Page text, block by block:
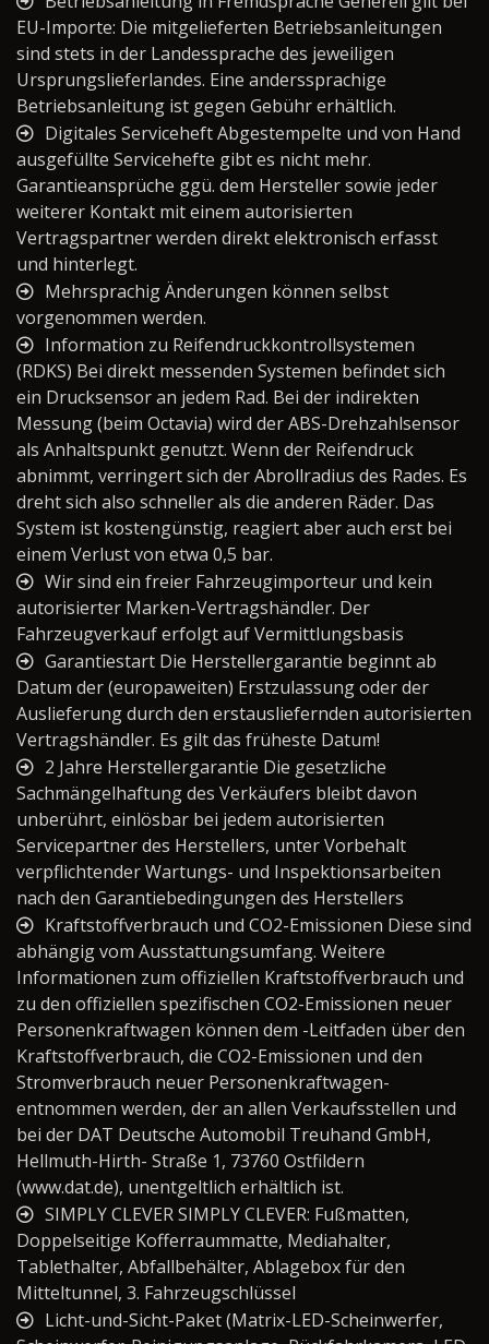
EU-Importe: Die mitgelieferten Betriebsanleitungen
sind stets in der Landessprache des jeweiligen
Ursprungslieferlandes. Eine anderssprachige
Betriebsanleitung ist gegen Gebühr erhältlich.
Digitales Serviceheft Abgestempelte und von Hand
ausgefüllte Servicehefte gibt es nicht mehr.
Garantieansprüche ggü. dem Hersteller sowie jeder
weiterer Kontakt mit einem autorisierten
Vertragspartner werden direkt elektronisch erfasst
und hinterlegt.
Mehrsprachig Änderungen können selbst
vorgenommen werden.
Information zu Reifendruckkontrollsystemen
(RDKS) Bei direkt messenden Systemen befindet sich
ein Drucksensor an jedem Rad. Bei der indirekten
Messung (beim Octavia) wird der ABS-Drehzahlsensor
als Anhaltspunkt genutzt. Wenn der Reifendruck
abnimmt, verringert sich der Abrollradius des Rades. Es
dreht sich also schneller als die anderen Räder. Das
System ist kostengünstig, reagiert aber auch erst bei
einem Verlust von etwa 0,5 bar.
Wir sind ein freier Fahrzeugimporteur und kein
autorisierter Marken-Vertragshändler. Der
Fahrzeugverkauf erfolgt auf Vermittlungsbasis
Garantiestart Die Herstellergarantie beginnt ab
Datum der (europaweiten) Erstzulassung oder der
Auslieferung durch den erstausliefernden autorisierten
Vertragshändler. Es gilt das früheste Datum!
2 Jahre Herstellergarantie Die gesetzliche
Sachmängelhaftung des Verkäufers bleibt davon
unberührt, einlösbar bei jedem autorisierten
Servicepartner des Herstellers, unter Vorbehalt
verpflichtender Wartungs- und Inspektionsarbeiten
nach den Garantiebedingungen des Herstellers
Kraftstoffverbrauch und CO2-Emissionen Diese sind
abhängig vom Ausstattungsumfang. Weitere
Informationen zum offiziellen Kraftstoffverbrauch und
zu den offiziellen spezifischen CO2-Emissionen neuer
Personenkraftwagen können dem -Leitfaden über den
Kraftstoffverbrauch, die CO2-Emissionen und den
Stromverbrauch neuer Personenkraftwagen-
entnommen werden, der an allen Verkaufsstellen und
bei der DAT Deutsche Automobil Treuhand GmbH,
Hellmuth-Hirth- Straße 1, 73760 Ostfildern
(www.dat.de), unentgeltlich erhältlich ist.
SIMPLY CLEVER SIMPLY CLEVER: Fußmatten,
Doppelseitige Kofferraummatte, Mediahalter,
Tablethalter, Abfallbehälter, Ablagebox für den
Mitteltunnel, 3. Fahrzeugschlüssel
Licht-und-Sicht-Paket (Matrix-LED-Scheinwerfer,